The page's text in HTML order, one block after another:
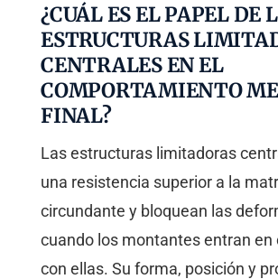
¿CUÁL ES EL PAPEL DE
ESTRUCTURAS
CENTRALES EN EL
COMPORTAMIENTO
FINAL?
Las estructuras limitadoras
una resistencia superior a la
circundante y bloquean las
cuando los montantes entran en
con ellas. Su forma, posición y